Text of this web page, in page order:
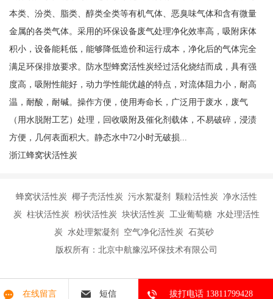
本类、汾类、脂类、醇类全类等有机气体、恶臭味气体和含有微量
金属的各类气体。采用的环保设备废气处理净化效率高，吸附床体
积小，设备能耗低，能够降低造价和运行成本，净化后的气体完全
满足环保排放要求。防水型蜂窝活性炭经过活化烧结而成，具有强
度高，吸附性能好，动力学性能优越的特点，对流体阻力小，耐高
温，耐酸，耐碱。操作方便，使用寿命长，广泛用于废水，废气
（用水脱附工艺）处理，回收吸附及催化剂载体，不易破碎，浸渍
方便，几何表面积大。静态水中72小时无破损...
浙江蜂窝状活性炭
蜂窝状活性炭 椰子壳活性炭 污水絮凝剂 颗粒活性炭 净水活性
炭 柱状活性炭 粉状活性炭 块状活性炭 工业葡萄糖 水处理活性
炭 水处理絮凝剂 空气净化活性炭 石英砂
版权所有：北京中航豫泓环保技术有限公司
在线留言 短信 拔打电话 13811799428